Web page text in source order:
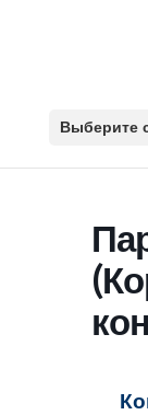
Выберите